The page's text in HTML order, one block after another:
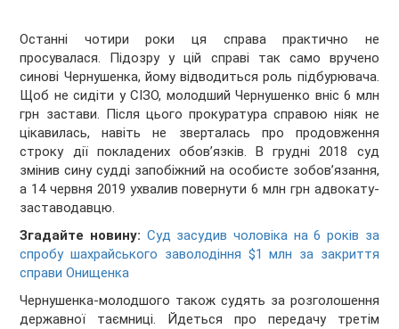
Останні чотири роки ця справа практично не
просувалася. Підозру у цій справі так само вручено
синові Чернушенка, йому відводиться роль підбурювача.
Щоб не сидіти у СІЗО, молодший Чернушенко вніс 6 млн
грн застави. Після цього прокуратура справою ніяк не
цікавилась, навіть не зверталась про продовження
строку дії покладених обов’язків. В грудні 2018 суд
змінив сину судді запобіжний на особисте зобов’язання,
а 14 червня 2019 ухвалив повернути 6 млн грн адвокату-
заставодавцю.
Згадайте новину: Суд засудив чоловіка на 6 років за
спробу шахрайського заволодіння $1 млн за закриття
справи Онищенка
Чернушенка-молодшого також судять за розголошення
державної таємниці. Йдеться про передачу третім